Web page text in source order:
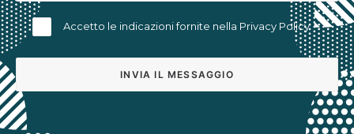
Accetto le indicazioni fornite nella Privacy Policy